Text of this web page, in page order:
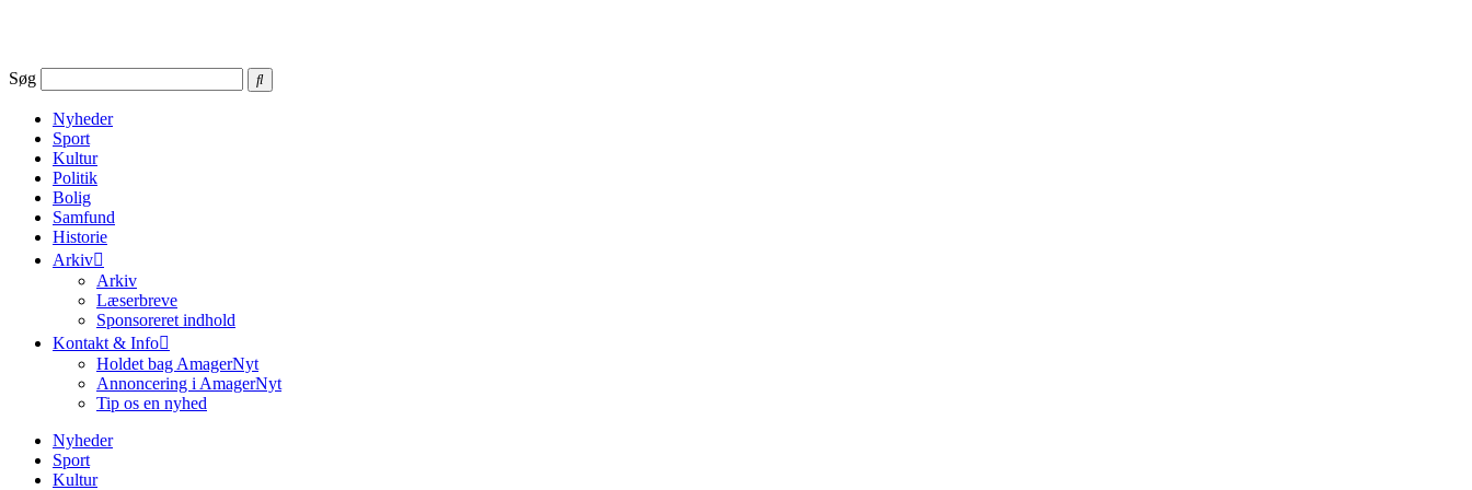
Søg
Nyheder
Sport
Kultur
Politik
Bolig
Samfund
Historie
Arkiv
Arkiv
Læserbreve
Sponsoreret indhold
Kontakt & Info
Holdet bag AmagerNyt
Annoncering i AmagerNyt
Tip os en nyhed
Nyheder
Sport
Kultur